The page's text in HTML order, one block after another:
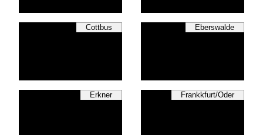
Cottbus Eberswalde
Erkner Frankkfurt/Oder